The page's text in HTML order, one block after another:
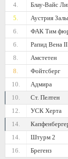
4.
Блау-Вайс
5.
Аустрия
6.
ФАК Тим
6.
Рапид Вена II
8.
Амстетен
8.
Фойтсберг
10.
Адмира
10.
Ст. Пелтен
12.
УСК Херта
14.
14.
Штурм 2
16.
Брегенз